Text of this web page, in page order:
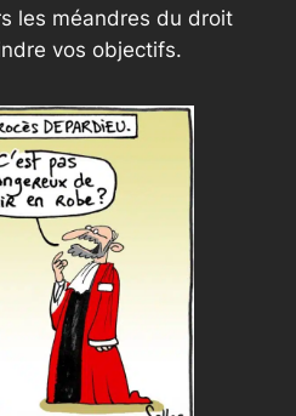
les méandres du droit
vos objectifs.